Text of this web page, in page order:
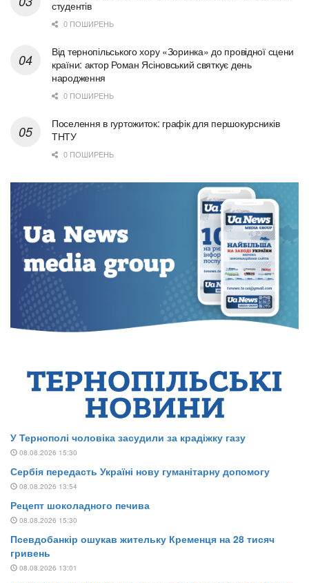
студентів
0 ПОШИРЕНЬ
Від тернопільського хору «Зоринка» до провідної сцени
країни: актор Роман Ясіновський святкує день
народження
0 ПОШИРЕНЬ
Поселення в гуртожиток: графік для першокурсників
ТНТУ
0 ПОШИРЕНЬ